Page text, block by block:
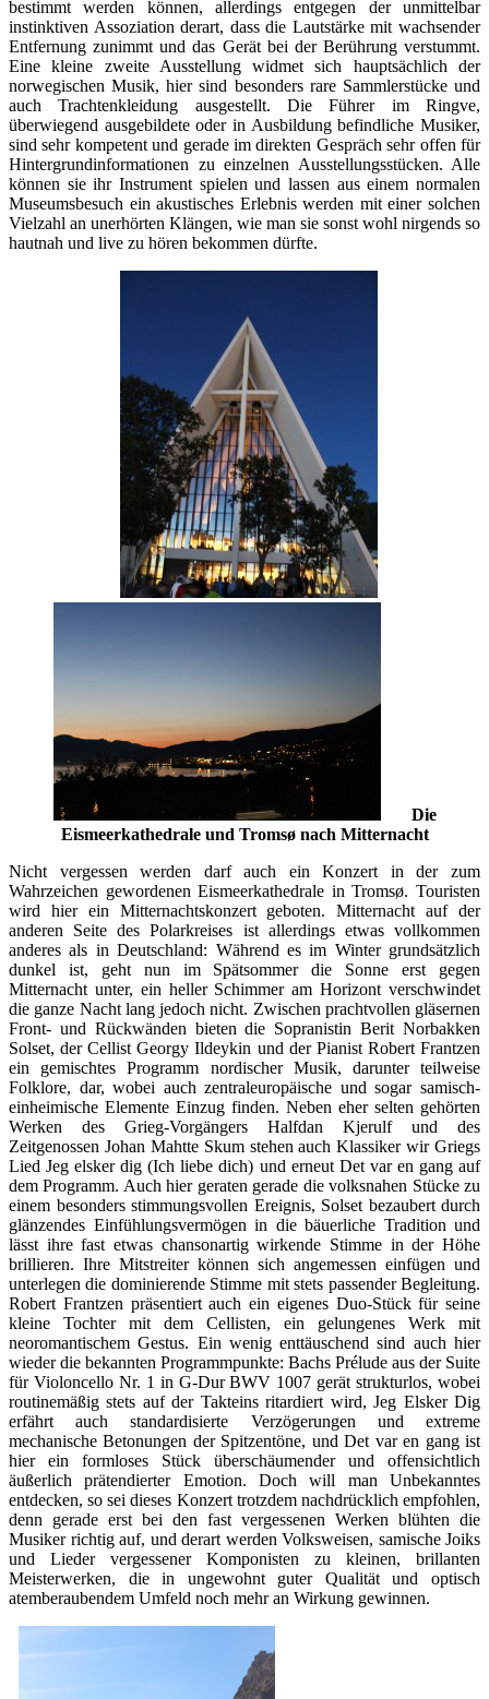
bestimmt werden können, allerdings entgegen der unmittelbar
instinktiven Assoziation derart, dass die Lautstärke mit wachsender
Entfernung zunimmt und das Gerät bei der Berührung verstummt.
Eine kleine zweite Ausstellung widmet sich hauptsächlich der
norwegischen Musik, hier sind besonders rare Sammlerstücke und
auch Trachtenkleidung ausgestellt. Die Führer im Ringve,
überwiegend ausgebildete oder in Ausbildung befindliche Musiker,
sind sehr kompetent und gerade im direkten Gespräch sehr offen für
Hintergrundinformationen zu einzelnen Ausstellungsstücken. Alle
können sie ihr Instrument spielen und lassen aus einem normalen
Museumsbesuch ein akustisches Erlebnis werden mit einer solchen
Vielzahl an unerhörten Klängen, wie man sie sonst wohl nirgends so
hautnah und live zu hören bekommen dürfte.
Die
Eismeerkathedrale und Tromsø nach Mitternacht
Nicht vergessen werden darf auch ein Konzert in der zum
Wahrzeichen gewordenen Eismeerkathedrale in Tromsø. Touristen
wird hier ein Mitternachtskonzert geboten. Mitternacht auf der
anderen Seite des Polarkreises ist allerdings etwas vollkommen
anderes als in Deutschland: Während es im Winter grundsätzlich
dunkel ist, geht nun im Spätsommer die Sonne erst gegen
Mitternacht unter, ein heller Schimmer am Horizont verschwindet
die ganze Nacht lang jedoch nicht. Zwischen prachtvollen gläsernen
Front- und Rückwänden bieten die Sopranistin Berit Norbakken
Solset, der Cellist Georgy Ildeykin und der Pianist Robert Frantzen
ein gemischtes Programm nordischer Musik, darunter teilweise
Folklore, dar, wobei auch zentraleuropäische und sogar samisch-
einheimische Elemente Einzug finden. Neben eher selten gehörten
Werken des Grieg-Vorgängers Halfdan Kjerulf und des
Zeitgenossen Johan Mahtte Skum stehen auch Klassiker wir Griegs
Lied Jeg elsker dig (Ich liebe dich) und erneut Det var en gang auf
dem Programm. Auch hier geraten gerade die volksnahen Stücke zu
einem besonders stimmungsvollen Ereignis, Solset bezaubert durch
glänzendes Einfühlungsvermögen in die bäuerliche Tradition und
lässt ihre fast etwas chansonartig wirkende Stimme in der Höhe
brillieren. Ihre Mitstreiter können sich angemessen einfügen und
unterlegen die dominierende Stimme mit stets passender Begleitung.
Robert Frantzen präsentiert auch ein eigenes Duo-Stück für seine
kleine Tochter mit dem Cellisten, ein gelungenes Werk mit
neoromantischem Gestus. Ein wenig enttäuschend sind auch hier
wieder die bekannten Programmpunkte: Bachs Prélude aus der Suite
für Violoncello Nr. 1 in G-Dur BWV 1007 gerät strukturlos, wobei
routinemäßig stets auf der Takteins ritardiert wird, Jeg Elsker Dig
erfährt auch standardisierte Verzögerungen und extreme
mechanische Betonungen der Spitzentöne, und Det var en gang ist
hier ein formloses Stück überschäumender und offensichtlich
äußerlich prätendierter Emotion. Doch will man Unbekanntes
entdecken, so sei dieses Konzert trotzdem nachdrücklich empfohlen,
denn gerade erst bei den fast vergessenen Werken blühten die
Musiker richtig auf, und derart werden Volksweisen, samische Joiks
und Lieder vergessener Komponisten zu kleinen, brillanten
Meisterwerken, die in ungewohnt guter Qualität und optisch
atemberaubendem Umfeld noch mehr an Wirkung gewinnen.